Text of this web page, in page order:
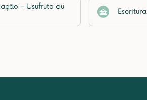
– Usufruto ou